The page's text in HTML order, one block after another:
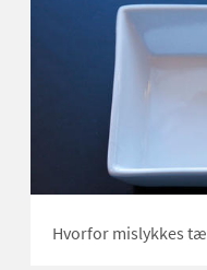
Hvorfor mislykkes